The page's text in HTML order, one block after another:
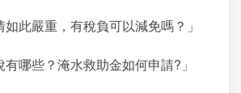
如此嚴重，有稅負可以減免嗎？」
有哪些？淹水救助金如何申請? 」